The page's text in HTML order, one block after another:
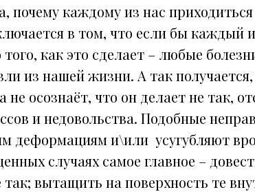
почему каждому из нас
в том, что если бы каждый
того, как это сделает – любые
из нашей жизни. А так
осознаёт, что он делает не так,
и недовольства. Подобные
деформациям и\или усугубляют
случаях самое главное –
так; вытащить на поверхность те